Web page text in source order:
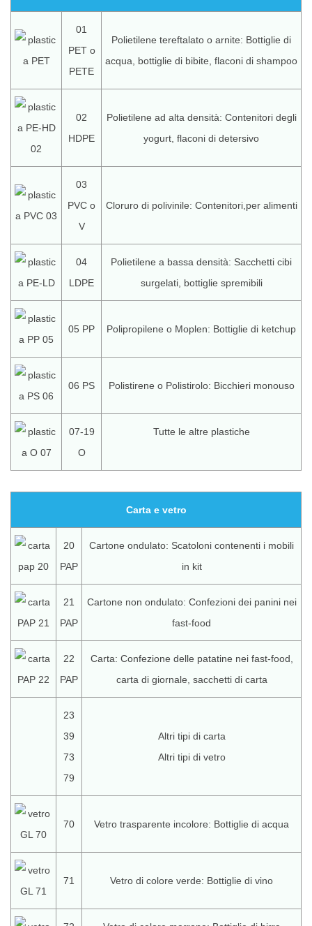
01
PET o
PETE
Polietilene tereftalato o arnite: Bottiglie di
acqua, bottiglie di bibite, flaconi di shampoo
02
HDPE
Polietilene ad alta densità: Contenitori degli
yogurt, flaconi di detersivo
03
PVC o
V
Cloruro di polivinile: Contenitori,per alimenti
04
LDPE
Polietilene a bassa densità: Sacchetti cibi
surgelati, bottiglie spremibili
05 PP Polipropilene o Moplen: Bottiglie di ketchup
06 PS Polistirene o Polistirolo: Bicchieri monouso
07-19
O
Tutte le altre plastiche
Carta e vetro
20
PAP
Cartone ondulato: Scatoloni contenenti i mobili
in kit
21
PAP
Cartone non ondulato: Confezioni dei panini nei
fast-food
22
PAP
Carta: Confezione delle patatine nei fast-food,
carta di giornale, sacchetti di carta
23
39
73
79
Altri tipi di carta
Altri tipi di vetro
70 Vetro trasparente incolore: Bottiglie di acqua
71 Vetro di colore verde: Bottiglie di vino